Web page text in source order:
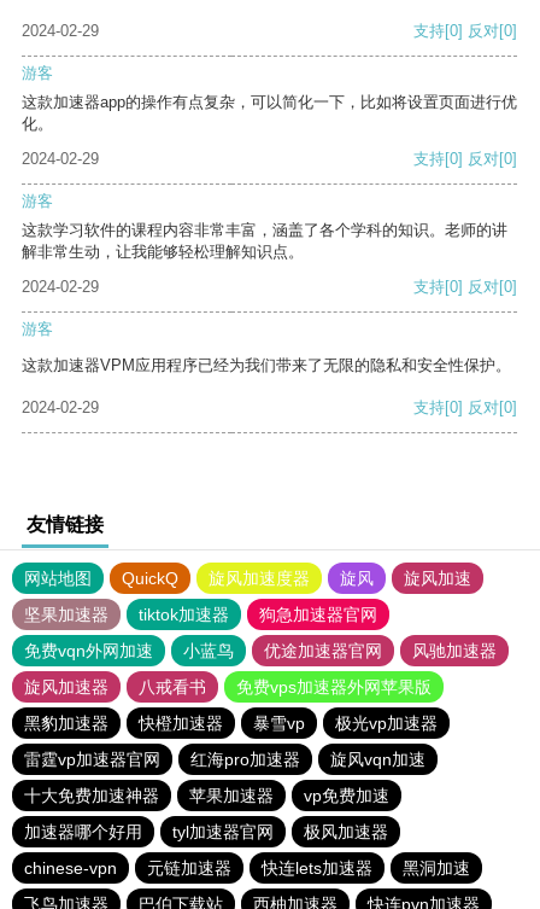
2024-02-29 支持[0] 反对[0]
游客
这款加速器app的操作有点复杂，可以简化一下，比如将设置页面进行优
化。
2024-02-29
支持[0] 反对[0]
游客
这款学习软件的课程内容非常丰富，涵盖了各个学科的知识。老师的讲
解非常生动，让我能够轻松理解知识点。
2024-02-29
支持[0] 反对[0]
游客
这款加速器VPM应用程序已经为我们带来了无限的隐私和安全性保护。
2024-02-29 支持[0] 反对[0]
友情链接
网站地图 QuickQ 旋风加速度器 旋风
旋风加速
坚果加速器
tiktok加速器
狗急加速器官网
免费vqn外网加速
小蓝鸟 优途加速器官网
风驰加速器
旋风加速器
八戒看书
免费vps加速器外网苹果版
黑豹加速器
快橙加速器 暴雪vp
极光vp加速器
雷霆vp加速器官网
红海pro加速器
旋风vqn加速
十大免费加速神器
苹果加速器
vp免费加速
加速器哪个好用
tyl加速器官网
极风加速器
chinese-vpn
元链加速器 快连lets加速器
黑洞加速
飞鸟加速器
巴伯下载站 西柚加速器 快连pvn加速器